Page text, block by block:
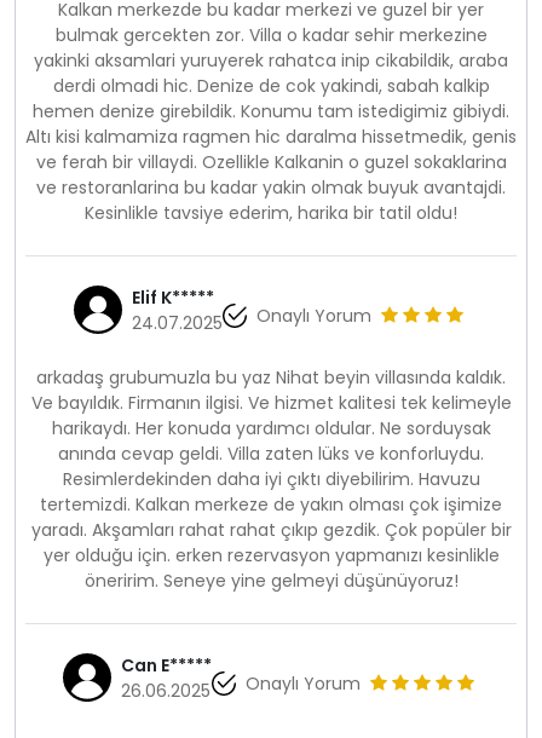
Kalkan merkezde bu kadar merkezi ve guzel bir yer
bulmak gercekten zor. Villa o kadar sehir merkezine
yakinki aksamlari yuruyerek rahatca inip cikabildik, araba
derdi olmadi hic. Denize de cok yakindi, sabah kalkip
hemen denize girebildik. Konumu tam istedigimiz gibiydi.
Altı kisi kalmamiza ragmen hic daralma hissetmedik, genis
ve ferah bir villaydi. Ozellikle Kalkanin o guzel sokaklarina
ve restoranlarina bu kadar yakin olmak buyuk avantajdi.
Kesinlikle tavsiye ederim, harika bir tatil oldu!
Elif K*****
24.07.2025
Onaylı Yorum
arkadaş grubumuzla bu yaz Nihat beyin villasında kaldık.
Ve bayıldık. Firmanın ilgisi. Ve hizmet kalitesi tek kelimeyle
harikaydı. Her konuda yardımcı oldular. Ne sorduysak
anında cevap geldi. Villa zaten lüks ve konforluydu.
Resimlerdekinden daha iyi çıktı diyebilirim. Havuzu
tertemizdi. Kalkan merkeze de yakın olması çok işimize
yaradı. Akşamları rahat rahat çıkıp gezdik. Çok popüler bir
yer olduğu için. erken rezervasyon yapmanızı kesinlikle
öneririm. Seneye yine gelmeyi düşünüyoruz!
Can E*****
26.06.2025
Onaylı Yorum